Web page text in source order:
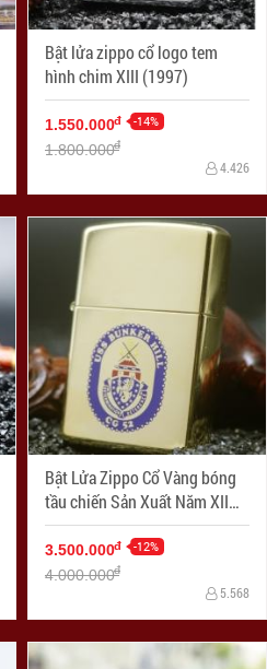
Bật lửa zippo cổ logo tem
hình chim XIII (1997)
1.550.000đ -14%
1.800.000đ
4.426
Bật Lửa Zippo Cổ Vàng bóng
tầu chiến Sản Xuất Năm XII
(1996 )
3.500.000đ -12%
4.000.000đ
5.568